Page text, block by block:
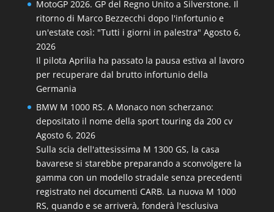
MotoGP 2026. GP del Regno Unito a Silverstone. Il
ritorno di Marco Bezzecchi dopo l'infortunio e
un'estate così: "Tutti i giorni in palestra" Agosto 6,
2026
Il pilota Aprilia ha passato la pausa estiva al lavoro
per recuperare dal brutto infortunio della
Germania
BMW M 1000 RS. A Monaco non scherzano:
depositato il nome della sport touring da 200 cv
Agosto 6, 2026
Sulla scia dell'attesissima M 1300 GS, la casa
bavarese si starebbe preparando a sconvolgere la
gamma con un modello stradale senza precedenti
registrato nei documenti CARB. La nuova M 1000
RS, quando e se arriverà, fonderà l'esclusiva